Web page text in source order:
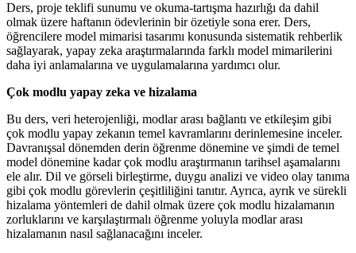
Ders, proje teklifi sunumu ve okuma-tartışma hazırlığı da dahil
olmak üzere haftanın ödevlerinin bir özetiyle sona erer. Ders,
öğrencilere model mimarisi tasarımı konusunda sistematik rehberlik
sağlayarak, yapay zeka araştırmalarında farklı model mimarilerini
daha iyi anlamalarına ve uygulamalarına yardımcı olur.
Çok modlu yapay zeka ve hizalama
Bu ders, veri heterojenliği, modlar arası bağlantı ve etkileşim gibi
çok modlu yapay zekanın temel kavramlarını derinlemesine inceler.
Davranışsal dönemden derin öğrenme dönemine ve şimdi de temel
model dönemine kadar çok modlu araştırmanın tarihsel aşamalarını
ele alır. Dil ve görseli birleştirme, duygu analizi ve video olay tanıma
gibi çok modlu görevlerin çeşitliliğini tanıtır. Ayrıca, ayrık ve sürekli
hizalama yöntemleri de dahil olmak üzere çok modlu hizalamanın
zorluklarını ve karşılaştırmalı öğrenme yoluyla modlar arası
hizalamanın nasıl sağlanacağını inceler.